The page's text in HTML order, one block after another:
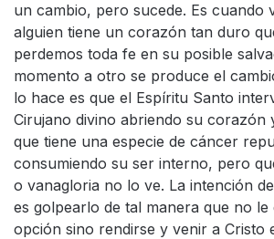
un cambio, pero sucede. Es cuando
alguien tiene un corazón tan duro
perdemos toda fe en su posible
momento a otro se produce el
lo hace es que el Espíritu Santo
Cirujano divino abriendo su corazón
que tiene una especie de cáncer
consumiendo su ser interno, pero
o vanagloria no lo ve. La intención
es golpearlo de tal manera que no le
opción sino rendirse y venir a Cristo